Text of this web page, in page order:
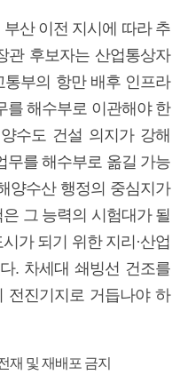
산 이전 지시에 따라 추
관 후보자는 산업통상자
통부의 항만 배후 인프라
를 해수부로 이관해야 한
수도 건설 의지가 강해
무를 해수부로 옮길 가능
양수산 행정의 중심지가
그 능력의 시험대가 될
가 되기 위한 지리·산업
. 차세대 쇄빙선 건조를
전진기지로 거듭나야 하
재 및 재배포 금지